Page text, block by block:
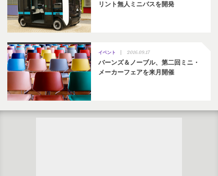
リント無人ミニバスを開発
イベント 2016.09.17
バーンズ＆ノーブル、第二回ミニ・
メーカーフェアを来月開催